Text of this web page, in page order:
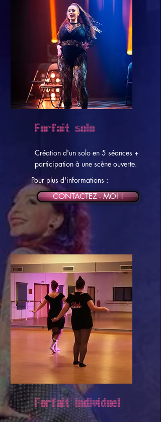
Forfait solo
Création d'un solo en 5 séances +
participation à une scène ouverte.
Pour plus d'informations :
CONTACTEZ - MOI !
Forfait individuel